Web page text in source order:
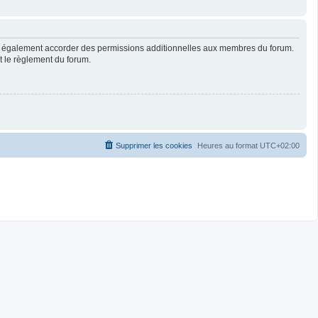
accorder des permissions additionnelles aux membres du forum.
règlement du forum.
Heures au format UTC+02:00
Supprimer les cookies